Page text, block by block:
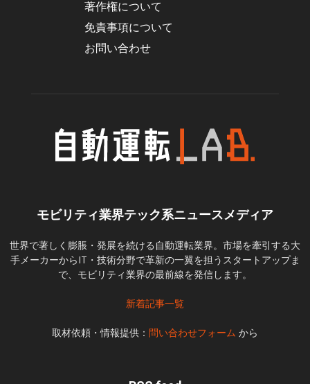
著作権について
免責事項について
お問い合わせ
モビリティ業界テック系ニュースメディア
世界で著しく膨脹・発展を続ける自動運転業界。市場を牽引する大
手メーカーからIT・技術分野で革新の一翼を担うスタートアップま
で、モビリティ業界の最前線を発信します。
新着記事一覧
取材依頼・情報提供： 問い合わせフォーム から